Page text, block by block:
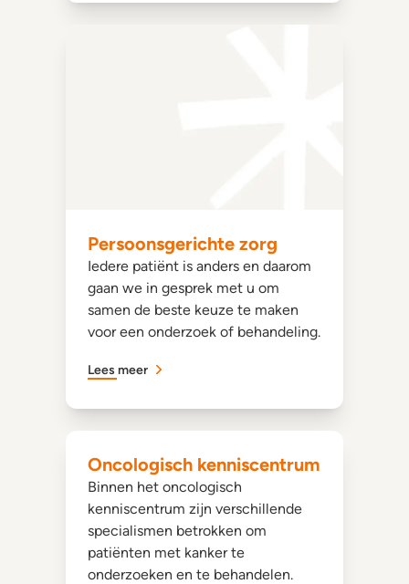
Persoonsgerichte zorg
Iedere patiënt is anders en daarom
gaan we in gesprek met u om
samen de beste keuze te maken
voor een onderzoek of behandeling.
Lees meer
Oncologisch kenniscentrum
Binnen het oncologisch
kenniscentrum zijn verschillende
specialismen betrokken om
patiënten met kanker te
onderzoeken en te behandelen.